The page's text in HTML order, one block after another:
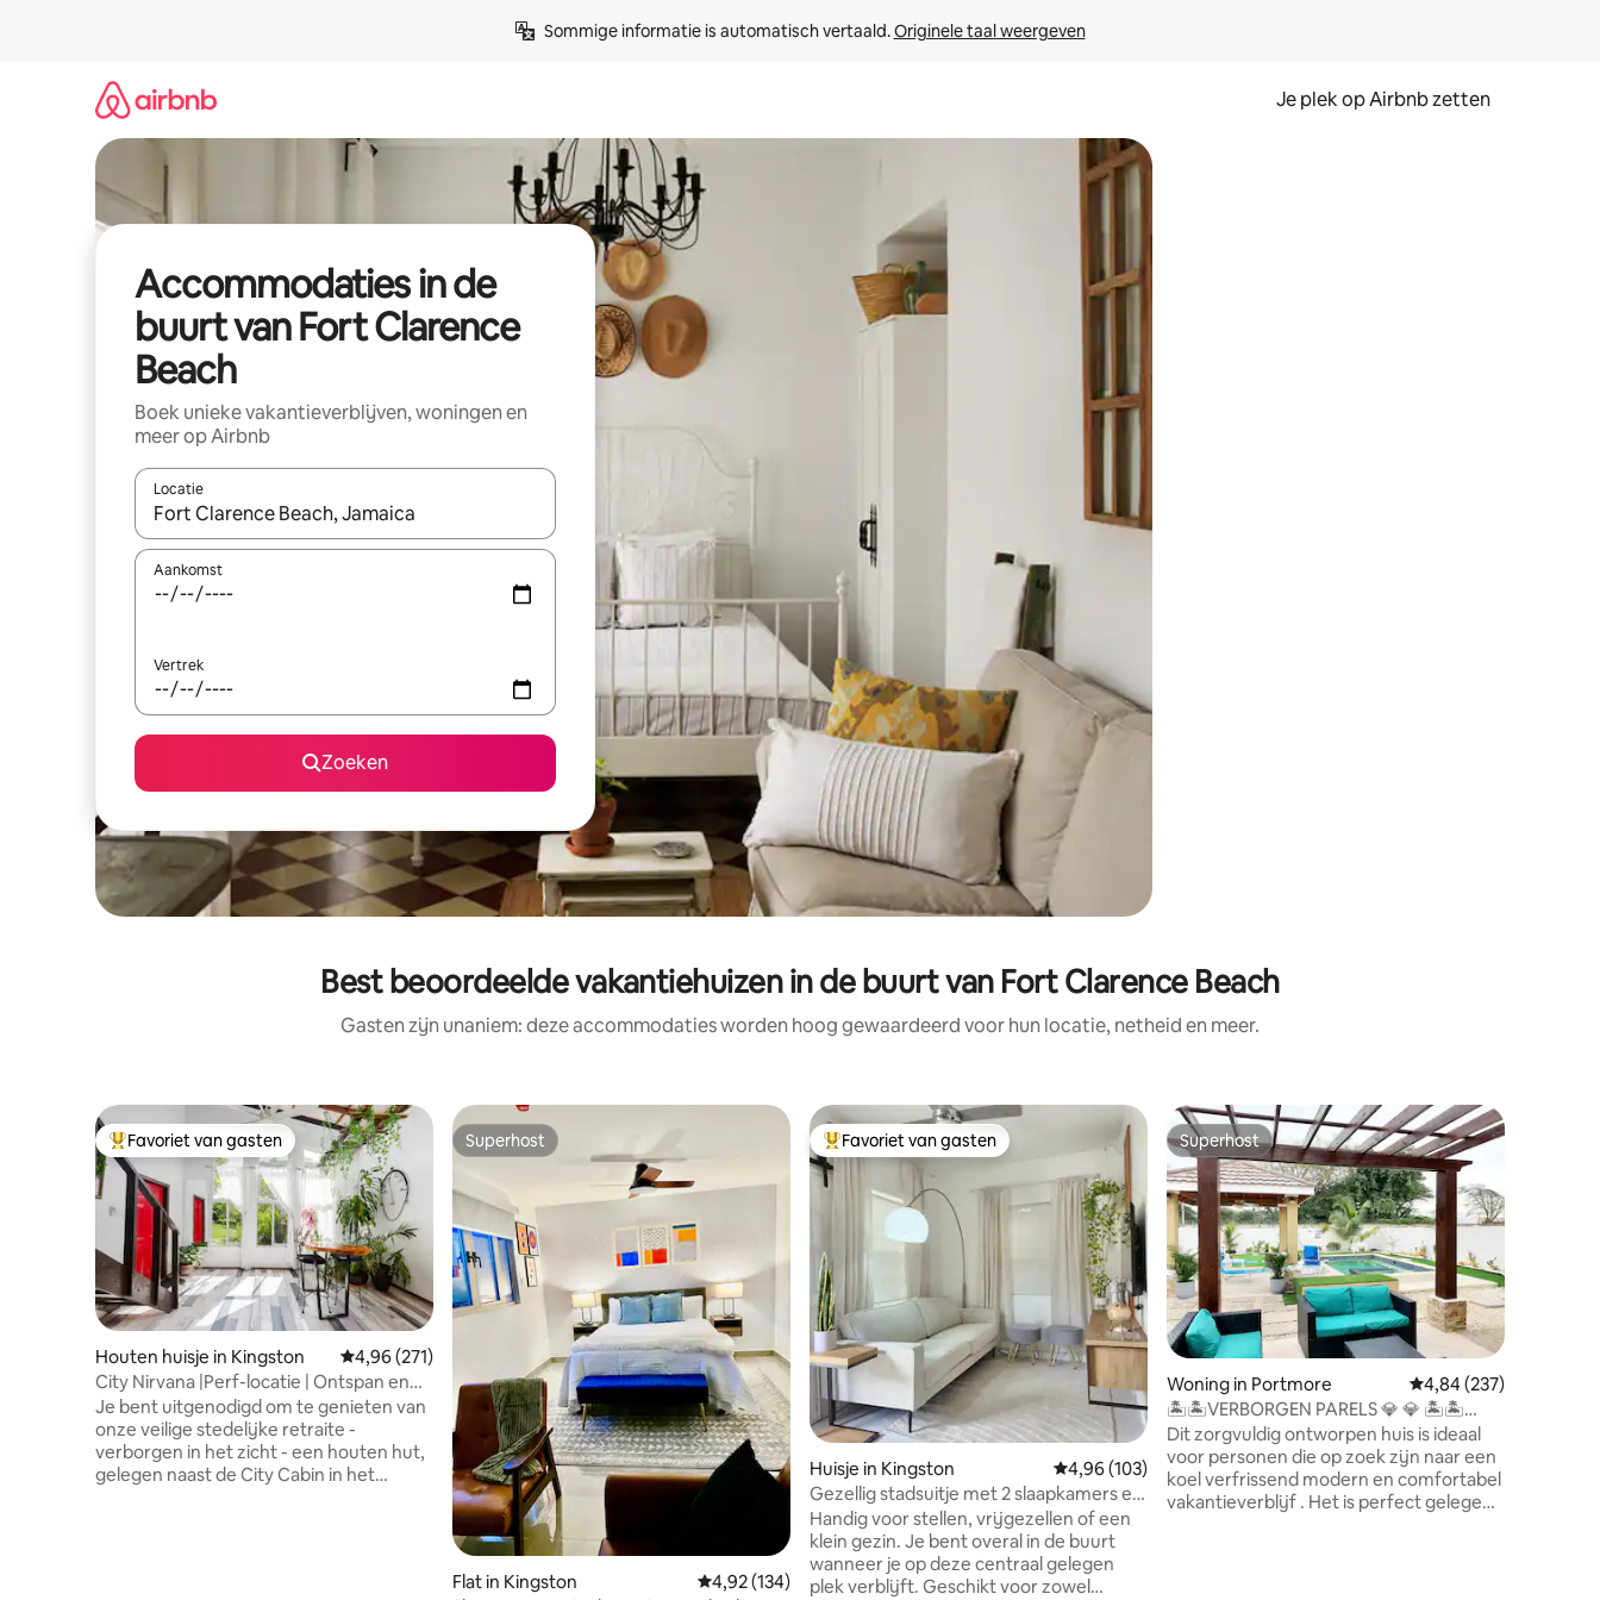
Sommige informatie is automatisch vertaald. Originele taal weergeven
Je plek op Airbnb zetten
Accommodaties in de
buurt van Fort Clarence
Beach
Boek unieke vakantieverblijven, woningen en
meer op Airbnb
Locatie
Wanneer er resultaten beschikbaar zijn, maak je een keuze met je de pijltjestoetsen omhoog en omlaag, óf door te tikken of swipen.
Aankomst
Vertrek
Zoeken
Best beoordeelde vakantiehuizen in de buurt van Fort Clarence Beach
Gasten zijn unaniem: deze accommodaties worden hoog gewaardeerd voor hun locatie, netheid en meer.
Topfavoriet van gasten
Favoriet van gasten
Houten huisje in Kingston Gemiddelde beoordeling van 4,96 op 5, 271 recensies
4,96 (271)
City Nirvana |Perf-locatie | Ontspan en
geniet
Je bent uitgenodigd om te genieten van
onze veilige stedelijke retraite -
verborgen in het zicht - een houten hut,
gelegen naast de City Cabin in het
Superhost
Superhost
Flat in Kingston Gemiddelde beoordeling van 4,92 op 5, 134 recensies
4,92 (134)
Topfavoriet van gasten
Favoriet van gasten
Huisje in Kingston Gemiddelde beoordeling van 4,96 op 5, 103 recensies
4,96 (103)
Gezellig stadsuitje met 2 slaapkamers en
2 badkamers
Handig voor stellen, vrijgezellen of een
klein gezin. Je bent overal in de buurt
wanneer je op deze centraal gelegen
plek verblijft. Geschikt voor zowel
Superhost
Superhost
Woning in Portmore Gemiddelde
4,84 (237)
🏝🏝VERBORGEN PARELS 💎 💎 🏝🏝
Vakantiehuis 🏡🏞
Dit zorgvuldig ontworpen huis is ideaal
voor personen die op zoek zijn naar een
koel verfrissend modern en comfortabel
vakantieverblijf . Het is perfect gelegen